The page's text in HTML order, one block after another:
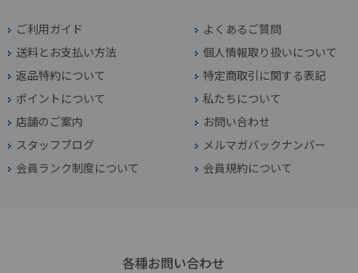
ご利用ガイド
よくあるご質問
送料とお支払い方法
個人情報取り扱いについて
返品特約について
特定商取引に関する表記
ポイントについて
私たちについて
店舗のご案内
お問い合わせ
スタッフブログ
メルマガバックナンバー
会員ランク制度について
会員規約について
各種お問い合わせ